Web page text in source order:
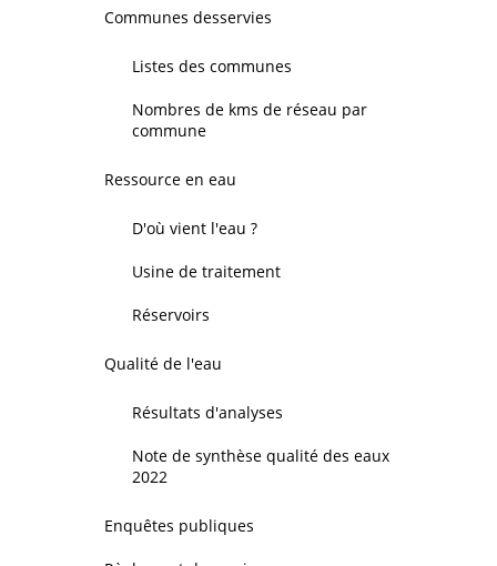
Communes desservies
Listes des communes
Nombres de kms de réseau par
commune
Ressource en eau
D'où vient l'eau ?
Usine de traitement
Réservoirs
Qualité de l'eau
Résultats d'analyses
Note de synthèse qualité des eaux
2022
Enquêtes publiques